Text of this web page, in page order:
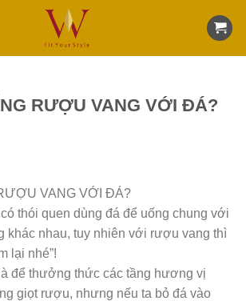
RƯỢU VANG VỚI ĐÁ?
VANG VỚI ĐÁ?
thói quen dùng đá để uống chung với
khác nhau, tuy nhiên với rượu vang thì
lại nhé”!
để thưởng thức các tầng hương vị
giọt rượu, nhưng nếu ta bỏ đá vào